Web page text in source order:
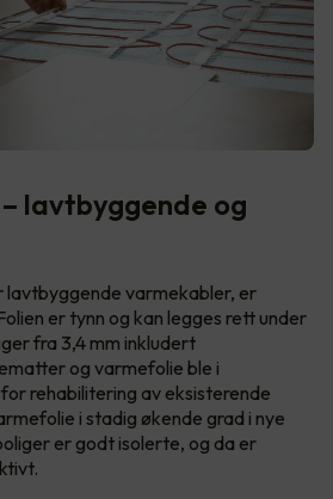
lavtbyggende og
lavtbyggende varmekabler, er
er tynn og kan legges rett under
fra 3,4 mm inkludert
og varmefolie ble i
rehabilitering av eksisterende
i stadig økende grad i nye
er godt isolerte, og da er